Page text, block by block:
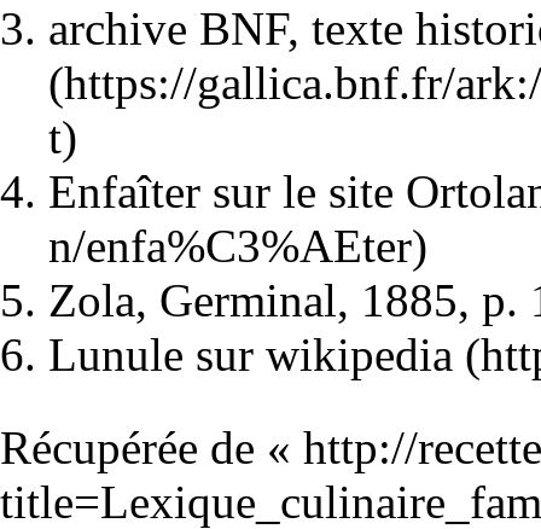
archive BNF, texte
Enfaîter sur le site
Zola, Germinal, 1885, p.
Lunule sur wikipedia
Récupérée de « http://